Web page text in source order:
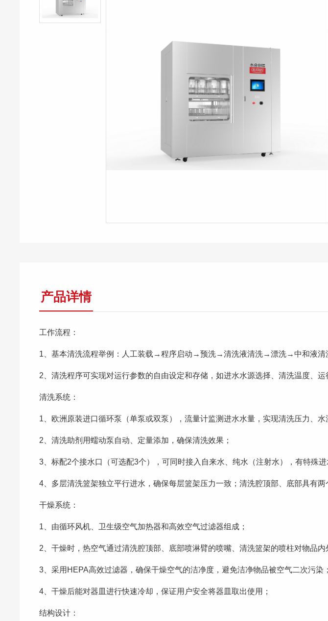
产品详情
工作流程：
1、基本清洗流程举例：人工装载→程序启动→预洗→清洗液清洗→漂洗→中和液
2、清洗程序可实现对运行参数的自由设定和存储，如进水水源选择、清洗温度、运
清洗系统：
1、欧洲原装进口循环泵（单泵或双泵），流量计监测进水水量，实现清洗压力、水
2、清洗助剂用蠕动泵自动、定量添加，确保清洗效果；
3、标配2个接水口（可选配3个），可同时接入自来水、纯水（注射水），有特殊进
4、多层清洗篮架独立平行进水，确保每层篮架压力一致；清洗腔顶部、底部具有
干燥系统：
1、由循环风机、卫生级空气加热器和高效空气过滤器组成；
2、干燥时，热空气通过清洗腔顶部、底部喷淋臂的喷嘴、清洗篮架的喷柱对物品内
3、采用HEPA高效过滤器，确保干燥空气的洁净度，避免洁净物品被空气二次污染；
4、干燥后能对器皿进行快速冷却，保证用户安全将器皿取出使用；
结构设计：